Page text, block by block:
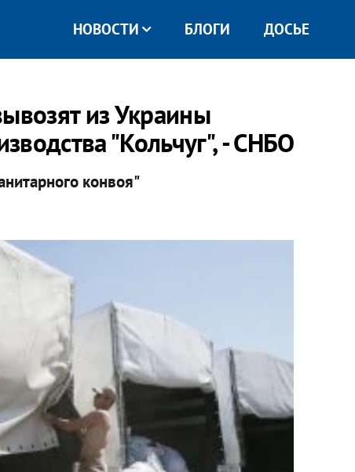
НОВОСТИ БЛОГИ ДОСЬЕ
из Украины
"Кольчуг", - СНБО
конвоя"